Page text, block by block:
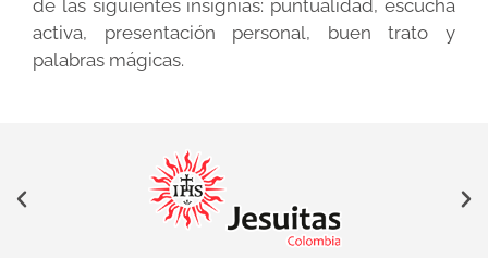
de las siguientes insignias: puntualidad, escucha
activa, presentación personal, buen trato y
palabras mágicas.